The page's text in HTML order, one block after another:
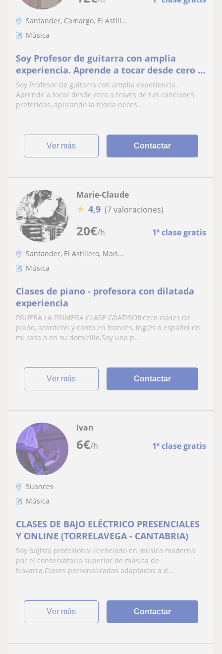
Santander, Camargo, El Astill...
Música
Soy Profesor de guitarra con amplia
experiencia. Aprende a tocar desde cero a
través de tus canciones preferidas,
aplicando la teoría necesaria para
entender la formación de acordes y los
Soy Profesor de guitarra con amplia experiencia.
Aprende a tocar desde cero a través de tus canciones
preferidas, aplicando la teoría neces...
ver más Contactar
20€/h 1ª clase gratis
Marie-Claude
★ 4,9 (7 valoraciones)
Santander, El Astillero, Mari...
Música
Clases de piano - profesora con dilatada
experiencia
PRUEBA LA PRIMERA CLASE GRATISOfrezco clases de
piano, acordeón y canto en francés, inglés o español en
mi casa o en su domicilio.Soy una p...
ver más Contactar
6€/h 1ª clase gratis
Ivan
Suances
Música
CLASES DE BAJO ELÉCTRICO PRESENCIALES
Y ONLINE (TORRELAVEGA - CANTABRIA)
Soy bajista profesional licenciado en música moderna
por el conservatorio superior de música de
Navarra.Clases personalizadas adaptadas a d...
ver más Contactar